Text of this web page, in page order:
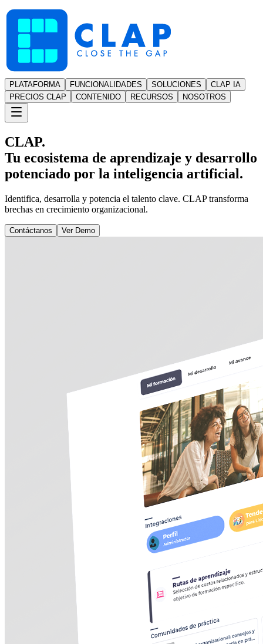
PLATAFORMA FUNCIONALIDADES SOLUCIONES
CLAP IA
PRECIOS CLAP
CONTENIDO RECURSOS NOSOTROS
CLAP.
Tu ecosistema de aprendizaje y desarrollo
potenciado por la inteligencia artificial.
Identifica, desarrolla y potencia el talento clave. CLAP transforma
brechas en crecimiento organizacional.
Contáctanos Ver Demo